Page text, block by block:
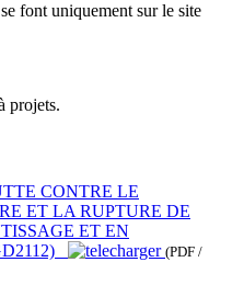
font uniquement sur le site
projets.
CONTRE LE
ET LA RUPTURE DE
ET EN
(PDF /